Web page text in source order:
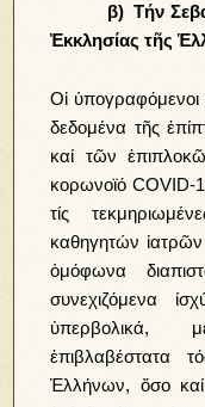
β) Τήν
Ἐκκλησίας τῆς
Οἱ ὑπογραφόμενοι
δεδομένα τῆς
καί τῶν
κορωνοϊό
τίς
καθηγητών
ὁμόφωνα
συνεχιζόμενα
ὑπερβολικά,
ἐπιβλαβέστατα
Ἑλλήνων, ὅσο καί